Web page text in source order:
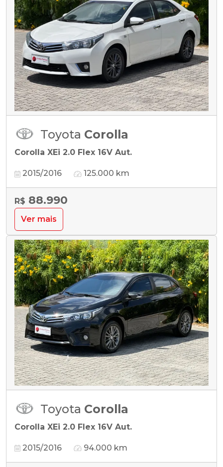
Toyota Corolla
Corolla XEi 2.0 Flex 16V Aut.
2015/2016 125.000 km
R$ 88.990
Ver mais
Toyota Corolla
Corolla XEi 2.0 Flex 16V Aut.
2015/2016 94.000 km